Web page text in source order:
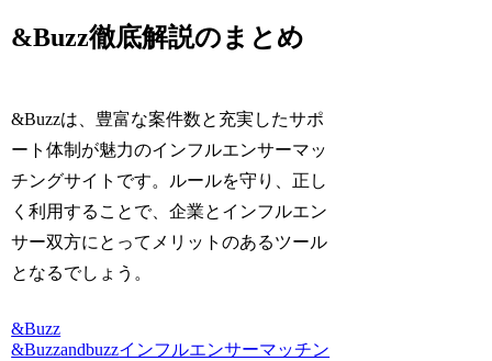
&Buzz徹底解説のまとめ
&Buzzは、豊富な案件数と充実したサポ
ート体制が魅力のインフルエンサーマッ
チングサイトです。ルールを守り、正し
く利用することで、企業とインフルエン
サー双方にとってメリットのあるツール
となるでしょう。
&Buzz
&Buzzandbuzzインフルエンサーマッチン